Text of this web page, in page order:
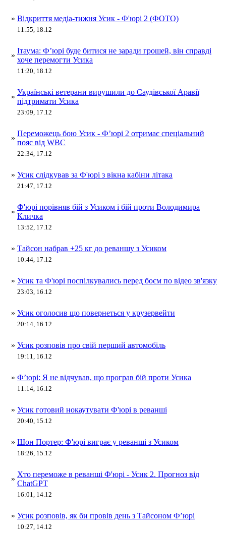
» Відкриття медіа-тижня Усик - Ф'юрі 2 (ФОТО)
11:55, 18.12
»
Ітаума: Ф’юрі буде битися не заради грошей, він справді
хоче перемогти Усика
11:20, 18.12
»
Українські ветерани вирушили до Саудівської Аравії
підтримати Усика
23:09, 17.12
»
Переможець бою Усик - Ф’юрі 2 отримає спеціальний
пояс від WBC
22:34, 17.12
» Усик слідкував за Ф'юрі з вікна кабіни літака
21:47, 17.12
»
Ф'юрі порівняв бій з Усиком і бій проти Володимира
Кличка
13:52, 17.12
» Тайсон набрав +25 кг до реваншу з Усиком
10:44, 17.12
» Усик та Ф'юрі поспілкувались перед боєм по відео зв'язку
23:03, 16.12
» Усик оголосив що повернеться у крузервейти
20:14, 16.12
» Усик розповів про свій перший автомобіль
19:11, 16.12
» Ф’юрі: Я не відчував, що програв бій проти Усика
11:14, 16.12
» Усик готовий нокаутувати Ф'юрі в реванші
20:40, 15.12
» Шон Портер: Ф'юрі виграє у реванші з Усиком
18:26, 15.12
»
Хто переможе в реванші Ф'юрі - Усик 2. Прогноз від
ChatGPT
16:01, 14.12
» Усик розповів, як би провів день з Тайсоном Ф’юрі
10:27, 14.12